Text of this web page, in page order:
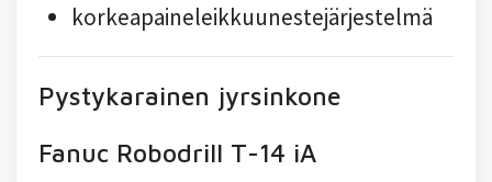
korkeapaineleikkuunestejärjestelmä
Pystykarainen jyrsinkone
Fanuc Robodrill T-14 iA